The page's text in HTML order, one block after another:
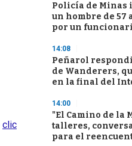
clic
Policía de Minas
un hombre de 57
por un
14:08
Peñarol
de Wanderers,
en la final del
14:00
"El Camino de la
talleres,
para el